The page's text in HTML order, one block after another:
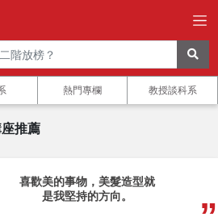
熱門專欄 教授談科系
推薦
喜歡美的事物，美髮造型就
是我堅持的方向。